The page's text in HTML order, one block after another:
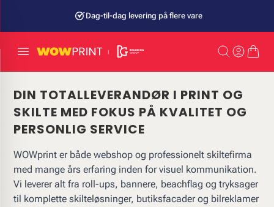
Dag-til-dag levering på flere vare
DIN TOTALLEVERANDØR I PRINT OG
SKILTE MED FOKUS PÅ KVALITET OG
PERSONLIG SERVICE
WOWprint er både webshop og professionelt skiltefirma
med mange års erfaring inden for visuel kommunikation.
Vi leverer alt fra roll-ups, bannere, beachflag og tryksager
til komplette skilteløsninger, butiksfacader og bilreklamer